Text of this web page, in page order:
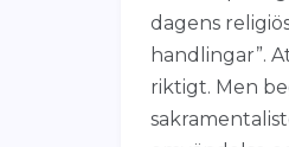
dagens
handlingar”.
riktigt. Men